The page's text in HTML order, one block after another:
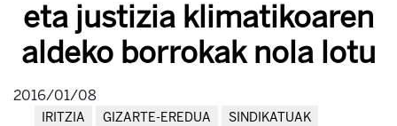
eta justizia klimatikoaren
aldeko borrokak nola lotu
2016/01/08
IRITZIA GIZARTE-EREDUA
SINDIKATUAK